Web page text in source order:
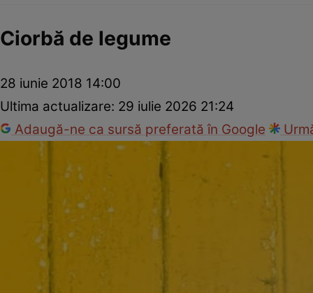
Ciorbă de legume
28 iunie 2018 14:00
Ultima actualizare: 29 iulie 2026 21:24
Adaugă-ne ca sursă preferată în Google